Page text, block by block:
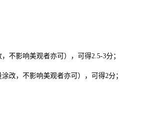
不影响美观者亦可），可得2.5-3分；
改，不影响美观者亦可），可得2分；